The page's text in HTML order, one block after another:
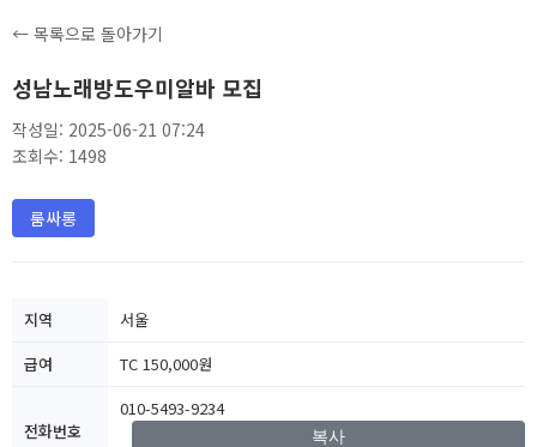
← 목록으로 돌아가기
성남노래방도우미알바 모집
작성일: 2025-06-21 07:24
조회수: 1498
룸싸롱
지역
서울
급여
TC 150,000원
전화번호
010-5493-9234
복사